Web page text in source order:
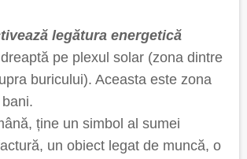
legătura energetică
pe plexul solar (zona dintre
buricului). Aceasta este zona
ține un simbol al sumei
un obiect legat de muncă, o